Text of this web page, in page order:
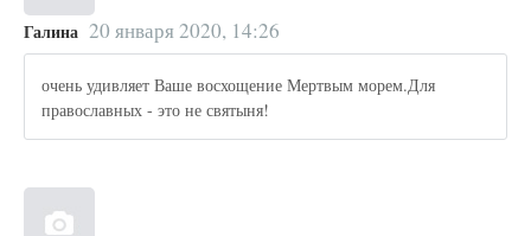
Галина 20 января 2020, 14:26
очень удивляет Ваше восхощение Мертвым морем.Для
православных - это не святыня!